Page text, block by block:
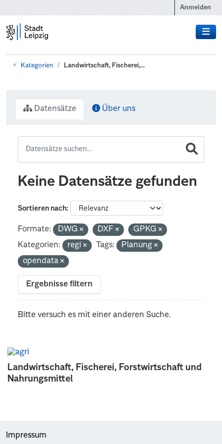
Anmelden
Kategorien Landwirtschaft, Fischerei,...
Landwirtschaft, Fischerei, Forstwirtschaft und
Nahrungsmittel
Datensätze Über uns
Keine Datensätze gefunden
Sortieren nach
Formate: DWG DXF
GPKG
Kategorien:
regi Tags:
Planung
opendata
Ergebnisse filtern
Bitte versuch es mit einer anderen Suche.
Impressum